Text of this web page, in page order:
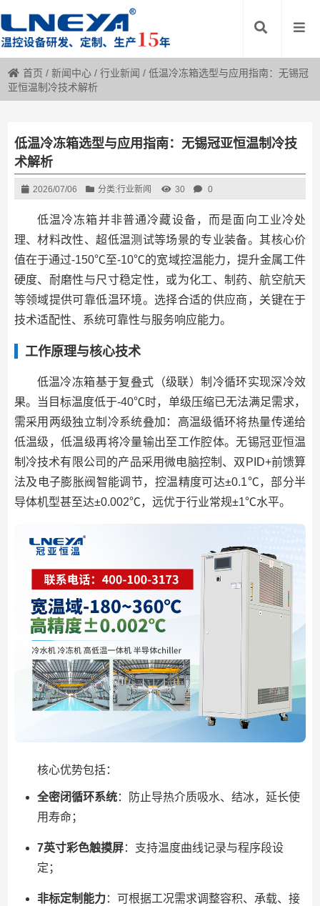
首页 /新闻中心 /行业新闻 /低温冷冻箱选型与应用指南：无锡冠
亚恒温制冷技术解析
低温冷冻箱选型与应用指南：无锡冠亚恒温制冷技
术解析
2026/07/06 分类:行业新闻 30 0
低温冷冻箱并非普通冷藏设备，而是面向工业冷处
理、材料改性、超低温测试等场景的专业装备。其核心价
值在于通过-150℃至-10℃的宽域控温能力，提升金属工件
硬度、耐磨性与尺寸稳定性，或为化工、制药、航空航天
等领域提供可靠低温环境。选择合适的供应商，关键在于
技术适配性、系统可靠性与服务响应能力。
工作原理与核心技术
低温冷冻箱基于复叠式（级联）制冷循环实现深冷效
果。当目标温度低于-40℃时，单级压缩已无法满足需求，
需采用两级独立制冷系统叠加：高温级循环将热量传递给
低温级，低温级再将冷量输出至工作腔体。无锡冠亚恒温
制冷技术有限公司的产品采用微电脑控制、双PID+前馈算
法及电子膨胀阀智能调节，控温精度可达±0.1℃，部分半
导体机型甚至达±0.002℃，远优于行业常规±1℃水平。
核心优势包括：
全密闭循环系统：防止导热介质吸水、结冰，延长使
用寿命；
7英寸彩色触摸屏：支持温度曲线记录与程序段设
定；
非标定制能力：可根据工况需求调整容积、承载、接